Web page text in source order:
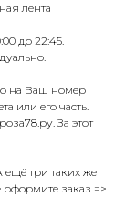
лента
до 22:45.
на Ваш номер
или его часть.
За этот
ещё три таких же
оформите заказ =>